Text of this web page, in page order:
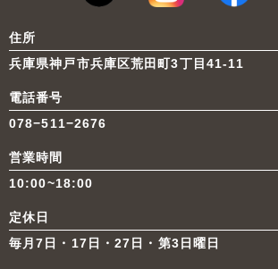
住所
兵庫県神戸市兵庫区荒田町3丁目41-11
電話番号
078−511−2676
営業時間
10:00~18:00
定休日
毎月7日・17日・27日・第3日曜日